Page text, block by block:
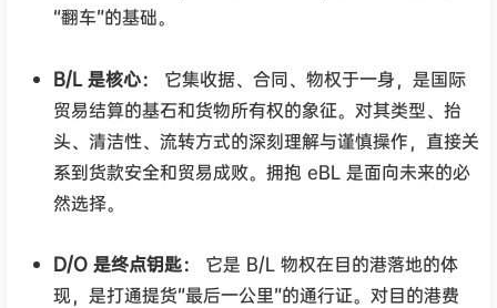
“翻车”的基础。
B/L 是核心：
它集收据、合同、物权于一身，是国际
贸易结算的基石和货物所有权的象征。对其类型、抬
头、清洁性、流转方式的深刻理解与谨慎操作，直接关
系到货款安全和贸易成败。拥抱 eBL 是面向未来的必
然选择。
D/O 是终点钥匙：
它是 B/L 物权在目的港落地的体
现，是打通提货“最后一公里”的通行证。对目的港费